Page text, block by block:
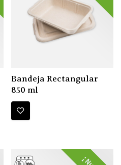
Bandeja Rectangular
850 ml